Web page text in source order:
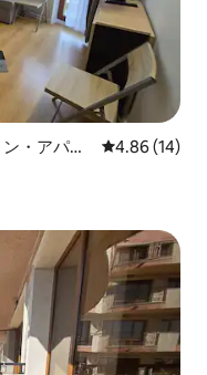
・アパー
レビュー14
4.86 (14)